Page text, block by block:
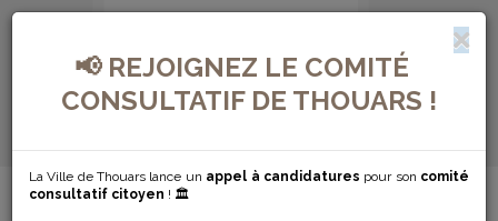
📢 REJOIGNEZ LE COMITÉ
CONSULTATIF DE THOUARS !
La Ville de Thouars lance un appel à candidatures pour son comité
consultatif citoyen ! 🏛️
MENU DE NAVIGATION...